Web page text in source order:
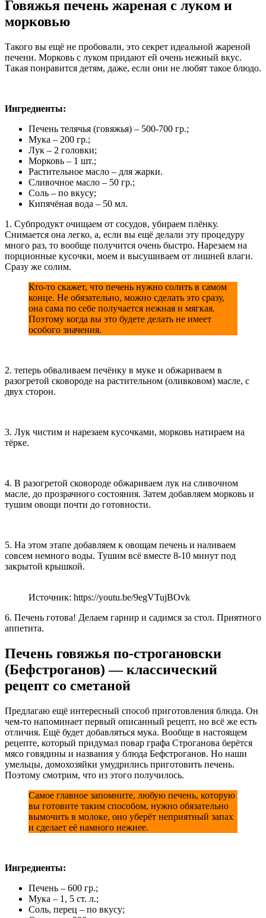
Говяжья печень жареная с луком и
морковью
Такого вы ещё не пробовали, это секрет идеальной жареной
печени. Морковь с луком придают ей очень нежный вкус.
Такая понравится детям, даже, если они не любят такое блюдо.
Ингредиенты:
Печень телячья (говяжья) – 500-700 гр.;
Мука – 200 гр.;
Лук – 2 головки;
Морковь – 1 шт.;
Растительное масло – для жарки.
Сливочное масло – 50 гр.;
Соль – по вкусу;
Кипячёная вода – 50 мл.
1. Субпродукт очищаем от сосудов, убираем плёнку.
Снимается она легко, а, если вы ещё делали эту процедуру
много раз, то вообще получится очень быстро. Нарезаем на
порционные кусочки, моем и высушиваем от лишней влаги.
Сразу же солим.
Кто-то скажет, что печень нужно солить в самом
конце. Не обязательно, можно сделать это сразу,
она сама по себе получается нежная и мягкая.
Поэтому когда вы это будете делать не имеет
особого значения.
2. теперь обваливаем печёнку в муке и обжариваем в
разогретой сковороде на растительном (оливковом) масле, с
двух сторон.
3. Лук чистим и нарезаем кусочками, морковь натираем на
тёрке.
4. В разогретой сковороде обжариваем лук на сливочном
масле, до прозрачного состояния. Затем добавляем морковь и
тушим овощи почти до готовности.
5. На этом этапе добавляем к овощам печень и наливаем
совсем немного воды. Тушим всё вместе 8-10 минут под
закрытой крышкой.
Источник: https://youtu.be/9egVTujBOvk
6. Печень готова! Делаем гарнир и садимся за стол. Приятного
аппетита.
Печень говяжья по-строгановски
(Бефстроганов) — классический
рецепт со сметаной
Предлагаю ещё интересный способ приготовления блюда. Он
чем-то напоминает первый описанный рецепт, но всё же есть
отличия. Ещё будет добавляться мука. Вообще в настоящем
рецепте, который придумал повар графа Строганова берётся
мясо говядины и названия у блюда Бефстроганов. Но наши
умельцы, домохозяйки умудрились приготовить печень.
Поэтому смотрим, что из этого получилось.
Самое главное запомните, любую печень, которую
вы готовите таким способом, нужно обязательно
вымочить в молоке, оно уберёт неприятный запах
и сделает её намного нежнее.
Ингредиенты:
Печень – 600 гр.;
Мука – 1, 5 ст. л.;
Соль, перец – по вкусу;